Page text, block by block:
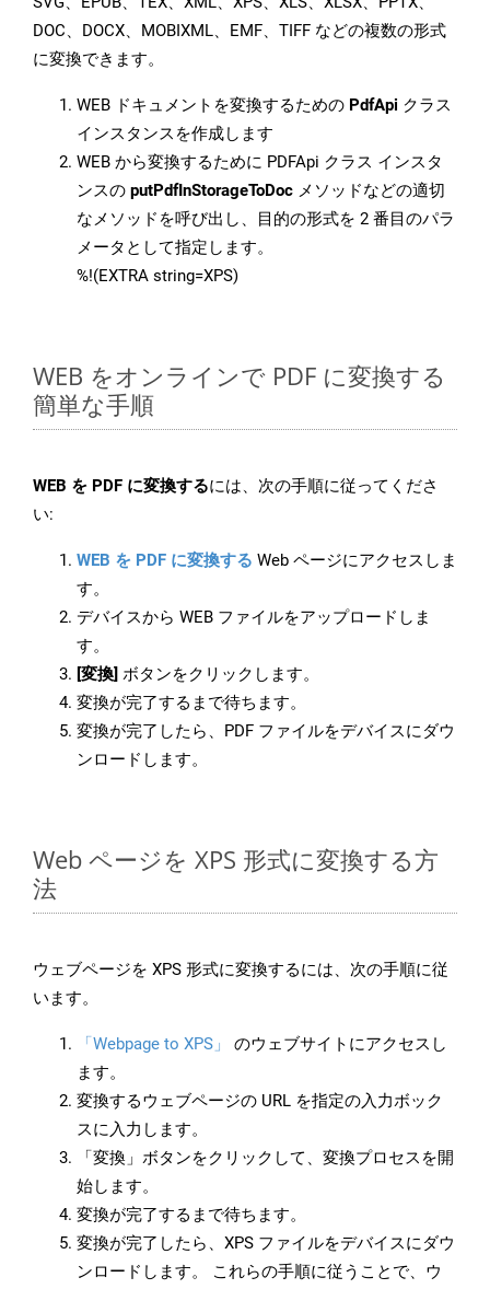
DOC、DOCX、MOBIXML、EMF、TIFF などの複数の形式
に変換できます。
WEB ドキュメントを変換するための PdfApi クラス
インスタンスを作成します
WEB から変換するために PDFApi クラス インスタ
ンスの putPdfInStorageToDoc メソッドなどの適切
なメソッドを呼び出し、目的の形式を 2 番目のパラ
メータとして指定します。
%!(EXTRA string=XPS)
WEB をオンラインで PDF に変換する
簡単な手順
WEB を PDF に変換するには、次の手順に従ってくださ
い:
WEB を PDF に変換する Web ページにアクセスしま
す。
デバイスから WEB ファイルをアップロードしま
す。
[変換] ボタンをクリックします。
変換が完了するまで待ちます。
変換が完了したら、PDF ファイルをデバイスにダウ
ンロードします。
Web ページを XPS 形式に変換する方
法
ウェブページを XPS 形式に変換するには、次の手順に従
います。
「Webpage to XPS」
のウェブサイトにアクセスし
ます。
変換するウェブページの URL を指定の入力ボック
スに入力します。
「変換」ボタンをクリックして、変換プロセスを開
始します。
変換が完了するまで待ちます。
変換が完了したら、XPS ファイルをデバイスにダウ
ンロードします。 これらの手順に従うことで、ウ